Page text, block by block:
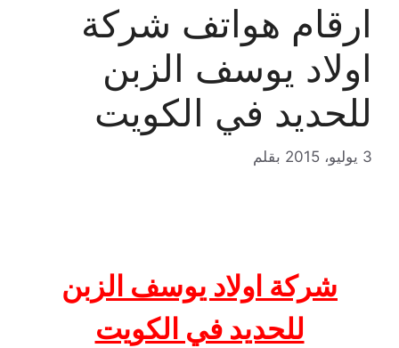
ارقام هواتف شركة
اولاد يوسف الزبن
للحديد في الكويت
3 يوليو، 2015 بقلم
شركة اولاد يوسف الزبن
للحديد في الكويت